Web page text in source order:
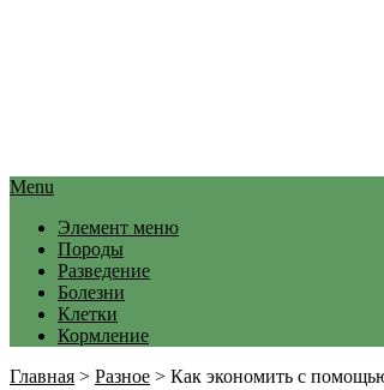
Menu
Элемент меню
Породы
Разведение
Болезни
Клетки
Кормление
Главная > Разное > Как экономить с